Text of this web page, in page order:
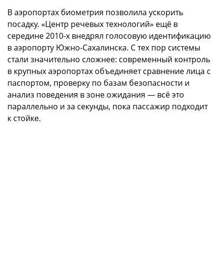
В аэропортах биометрия позволила ускорить
посадку. «Центр речевых технологий» ещё в
середине 2010-х внедрял голосовую идентификацию
в аэропорту Южно-Сахалинска. С тех пор системы
стали значительно сложнее: современный контроль
в крупных аэропортах объединяет сравнение лица с
паспортом, проверку по базам безопасности и
анализ поведения в зоне ожидания — всё это
параллельно и за секунды, пока пассажир подходит
к стойке.